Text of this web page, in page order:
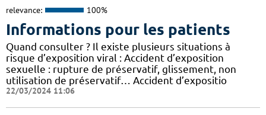
relevance: 100%
Informations pour les patients
Quand consulter ? Il existe plusieurs situations à
risque d’exposition viral : Accident d’exposition
sexuelle : rupture de préservatif, glissement, non
utilisation de préservatif… Accident d’expositio
22/03/2024 11:06